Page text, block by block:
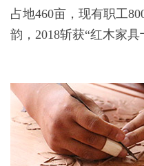
占地460亩，现有职工
韵，2018斩获“红木家具